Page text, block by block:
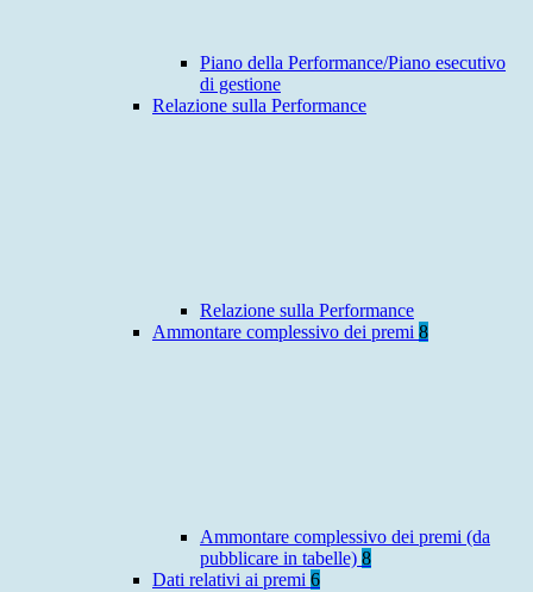
Piano della Performance/Piano esecutivo
di gestione
Relazione sulla Performance
Relazione sulla Performance
Ammontare complessivo dei premi 8
Ammontare complessivo dei premi (da
pubblicare in tabelle) 8
Dati relativi ai premi 6